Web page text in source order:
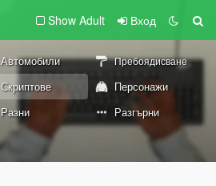
Show Adult Вход
Автомобили Пребоядисване
Скриптове
Персонажи
Разни Разгърни